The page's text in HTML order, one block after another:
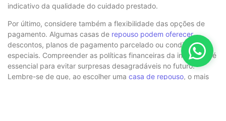
indicativo da qualidade do cuidado prestado.
Por último, considere também a flexibilidade das opções de
pagamento. Algumas casas de repouso podem oferecer
descontos, planos de pagamento parcelado ou condições
especiais. Compreender as políticas financeiras da instituição é
essencial para evitar surpresas desagradáveis no futuro.
Lembre-se de que, ao escolher uma casa de repouso, o mais